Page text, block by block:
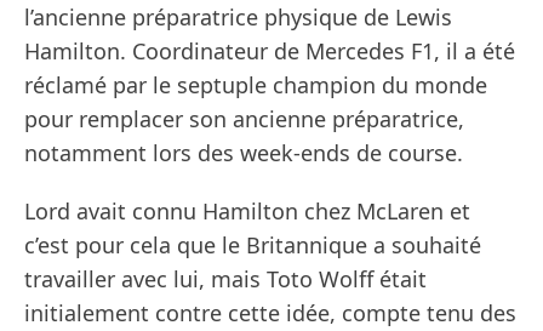
l’ancienne préparatrice physique de Lewis
Hamilton. Coordinateur de Mercedes F1, il a été
réclamé par le septuple champion du monde
pour remplacer son ancienne préparatrice,
notamment lors des week-ends de course.
Lord avait connu Hamilton chez McLaren et
c’est pour cela que le Britannique a souhaité
travailler avec lui, mais Toto Wolff était
initialement contre cette idée, compte tenu des